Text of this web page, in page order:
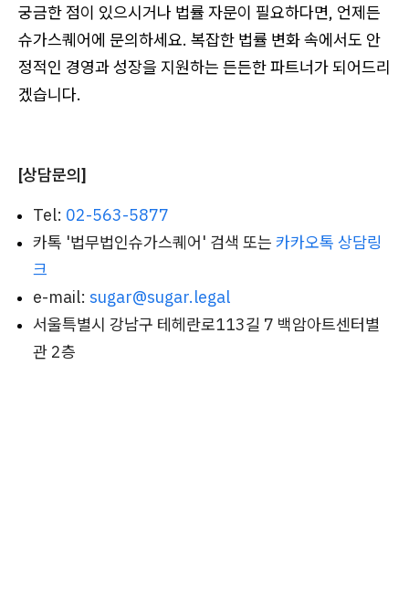
궁금한 점이 있으시거나 법률 자문이 필요하다면, 언제든
슈가스퀘어에 문의하세요. 복잡한 법률 변화 속에서도 안
정적인 경영과 성장을 지원하는 든든한 파트너가 되어드리
겠습니다.
[상담문의]
Tel: 02-563-5877
카톡 '법무법인슈가스퀘어' 검색 또는 카카오톡 상담링
크
e-mail: sugar@sugar.legal
서울특별시 강남구 테헤란로113길 7 백암아트센터별
관 2층